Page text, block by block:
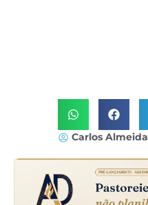
Carlos Almeida